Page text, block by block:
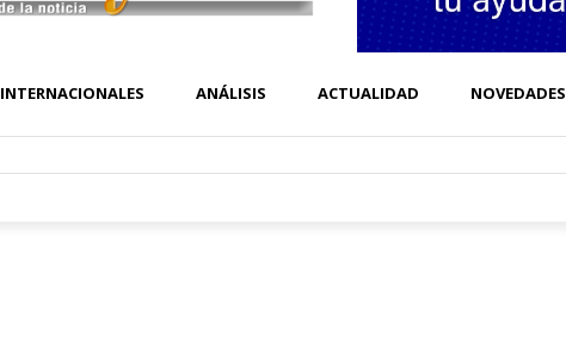
INTERNACIONALES ANÁLISIS ACTUALIDAD NOVEDADES